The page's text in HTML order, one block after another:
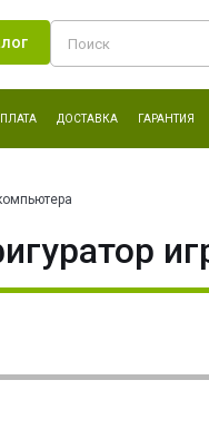
ДОСТАВКА ГАРАНТИЯ